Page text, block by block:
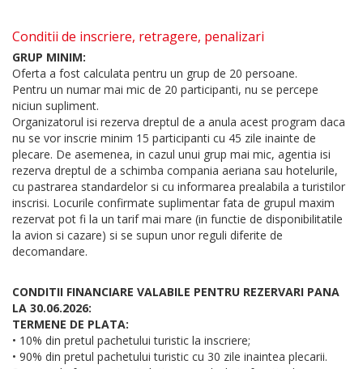
Conditii de inscriere, retragere, penalizari
GRUP MINIM:
Oferta a fost calculata pentru un grup de 20 persoane.
Pentru un numar mai mic de 20 participanti, nu se percepe
niciun supliment.
Organizatorul isi rezerva dreptul de a anula acest program daca
nu se vor inscrie minim 15 participanti cu 45 zile inainte de
plecare. De asemenea, in cazul unui grup mai mic, agentia isi
rezerva dreptul de a schimba compania aeriana sau hotelurile,
cu pastrarea standardelor si cu informarea prealabila a turistilor
inscrisi. Locurile confirmate suplimentar fata de grupul maxim
rezervat pot fi la un tarif mai mare (in functie de disponibilitatile
la avion si cazare) si se supun unor reguli diferite de
decomandare.
CONDITII FINANCIARE VALABILE PENTRU REZERVARI PANA
LA 30.06.2026:
TERMENE DE PLATA:
• 10% din pretul pachetului turistic la inscriere;
• 90% din pretul pachetului turistic cu 30 zile inaintea plecarii.